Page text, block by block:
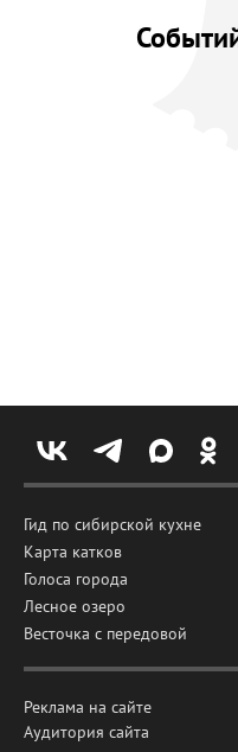
Гид по сибирской кухне
Карта катков
Голоса города
Лесное озеро
Весточка с передовой
Реклама на сайте
Аудитория сайта